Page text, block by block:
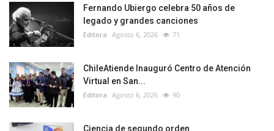
Fernando Ubiergo celebra 50 años de
legado y grandes canciones
Editora Agosto 6, 2026 71
ChileAtiende Inauguró Centro de Atención
Virtual en San...
Editora Agosto 6, 2026 90
Ciencia de segundo orden